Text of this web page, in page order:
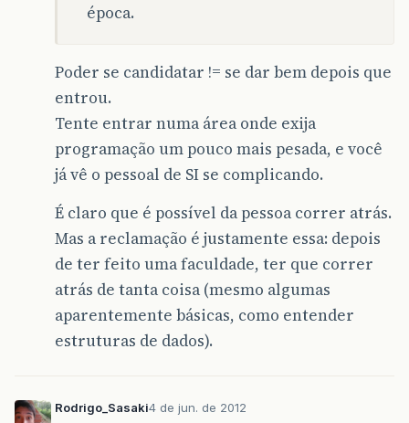
época.
Poder se candidatar != se dar bem depois que
entrou.
Tente entrar numa área onde exija
programação um pouco mais pesada, e você
já vê o pessoal de SI se complicando.
É claro que é possível da pessoa correr atrás.
Mas a reclamação é justamente essa: depois
de ter feito uma faculdade, ter que correr
atrás de tanta coisa (mesmo algumas
aparentemente básicas, como entender
estruturas de dados).
Rodrigo_Sasaki4 de jun. de 2012